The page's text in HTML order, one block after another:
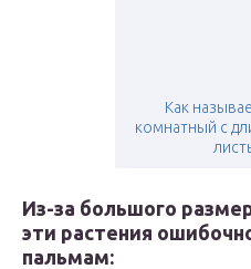
Как
комнатный с
Из-за большого
эти растения
пальмам: